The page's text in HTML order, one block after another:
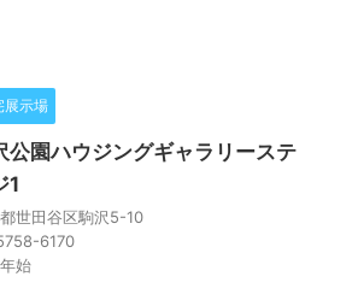
展示場
公園ハウジングギャラリーステ
1
世田谷区駒沢5-10
6170
始